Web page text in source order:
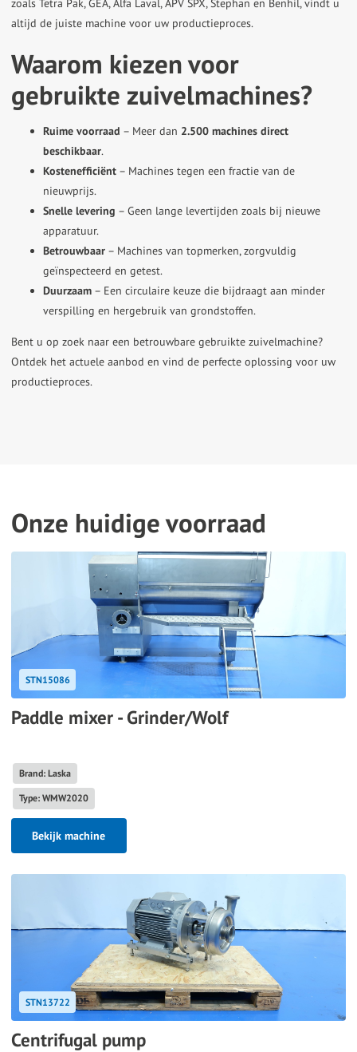
zoals Tetra Pak, GEA, Alfa Laval, APV SPX, Stephan en Benhil, vindt u
altijd de juiste machine voor uw productieproces.
Waarom kiezen voor
gebruikte zuivelmachines?
Ruime voorraad – Meer dan 2.500 machines direct
beschikbaar.
Kostenefficiënt – Machines tegen een fractie van de
nieuwprijs.
Snelle levering – Geen lange levertijden zoals bij nieuwe
apparatuur.
Betrouwbaar – Machines van topmerken, zorgvuldig
geïnspecteerd en getest.
Duurzaam – Een circulaire keuze die bijdraagt aan minder
verspilling en hergebruik van grondstoffen.
Bent u op zoek naar een betrouwbare gebruikte zuivelmachine?
Ontdek het actuele aanbod en vind de perfecte oplossing voor uw
productieproces.
Onze huidige voorraad
STN15086
Paddle mixer - Grinder/Wolf
Brand: Laska
Type: WMW2020
Bekijk machine
STN13722
Centrifugal pump